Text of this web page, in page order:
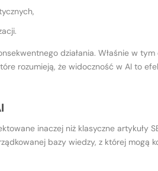
działania. Właśnie w
rozumieją, że widoczność w AI to
inaczej niż klasyczne artykuły
bazy wiedzy, z której mogą